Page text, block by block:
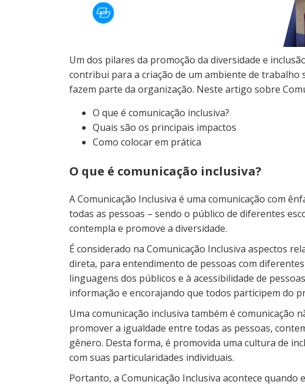
Um dos pilares da promoção da diversidade e
contribui para a criação de um ambiente de
fazem parte da organização. Neste artigo sobre
O que é comunicação inclusiva?
Quais são os principais impactos
Como colocar em prática
O que é comunicação inclusiva?
A Comunicação Inclusiva é uma comunicação com
todas as pessoas – sendo o público de diferentes
contempla e promove a diversidade.
É considerado na Comunicação Inclusiva aspectos
direta, para entendimento de pessoas com
linguagens dos públicos e à acessibilidade de
informação e encorajando que todos participem do
Uma comunicação inclusiva também é comunicação
promover a igualdade entre todas as pessoas,
gênero. Desta forma, é promovida uma cultura de
com suas particularidades individuais.
Portanto, a Comunicação Inclusiva acontece